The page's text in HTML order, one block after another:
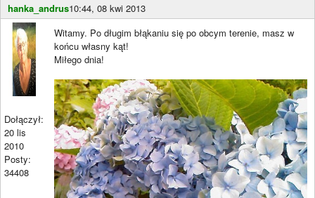
hanka_andrus10:44, 08 kwi 2013
Dołączył:
20 lis
2010
Posty:
34408
Witamy. Po długim błąkaniu się po obcym terenie, masz w
końcu własny kąt!
Miłego dnia!